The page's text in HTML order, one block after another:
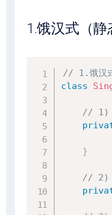
1.饿汉式（静
// 1.饿汉
class
// 1)
}
// 2)